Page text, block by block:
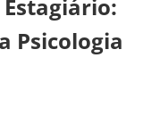
Psicologia